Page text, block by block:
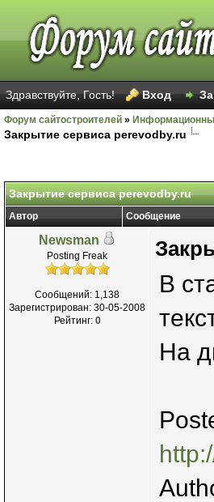
Здравствуйте, Гость! Вход
Форум сайтостроителей »
Закрытие сервиса perevodby.ru
Закрытие сервиса perevodby.ru
Автор Сообщение
Newsman
Posting Freak
Сообщений: 1,138
Зарегистрирован: 30-05-2008
Рейтинг: 0
В
На